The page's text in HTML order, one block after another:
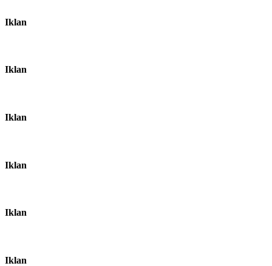
Iklan
Iklan
Iklan
Iklan
Iklan
Iklan